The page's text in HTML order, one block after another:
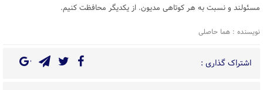
مسئولند و نسبت به هر کوتاهی مدیون. از یکدیگر محافظت کنیم.
نویسنده : هما حاصلی
اشتراک گذاری :